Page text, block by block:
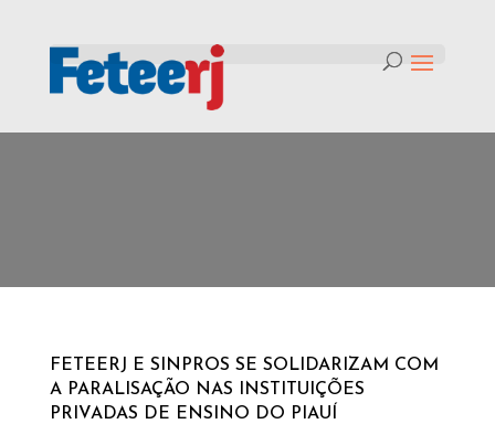
FETEERJ E SINPROS SE SOLIDARIZAM COM
A PARALISAÇÃO NAS INSTITUIÇÕES
PRIVADAS DE ENSINO DO PIAUÍ